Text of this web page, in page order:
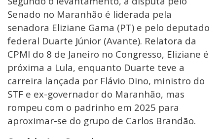
Senado no Maranhão é liderada pela
senadora Eliziane Gama (PT) e pelo deputado
federal Duarte Júnior (Avante). Relatora da
CPMI do 8 de Janeiro no Congresso, Eliziane é
próxima a Lula, enquanto Duarte teve a
carreira lançada por Flávio Dino, ministro do
STF e ex-governador do Maranhão, mas
rompeu com o padrinho em 2025 para
aproximar-se do grupo de Carlos Brandão.